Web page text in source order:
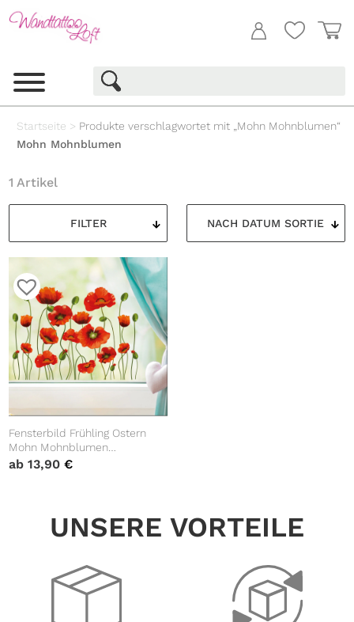
Startseite > Produkte verschlagwortet mit „Mohn Mohnblumen“
Mohn Mohnblumen
FILTER
1 Artikel
Fensterbild Frühling Ostern
Mohn Mohnblumen
Blumenwiese Fensterdeko
ab13,90€
UNSERE VORTEILE